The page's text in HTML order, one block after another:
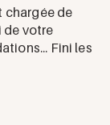
chargée de
de votre
Fini les